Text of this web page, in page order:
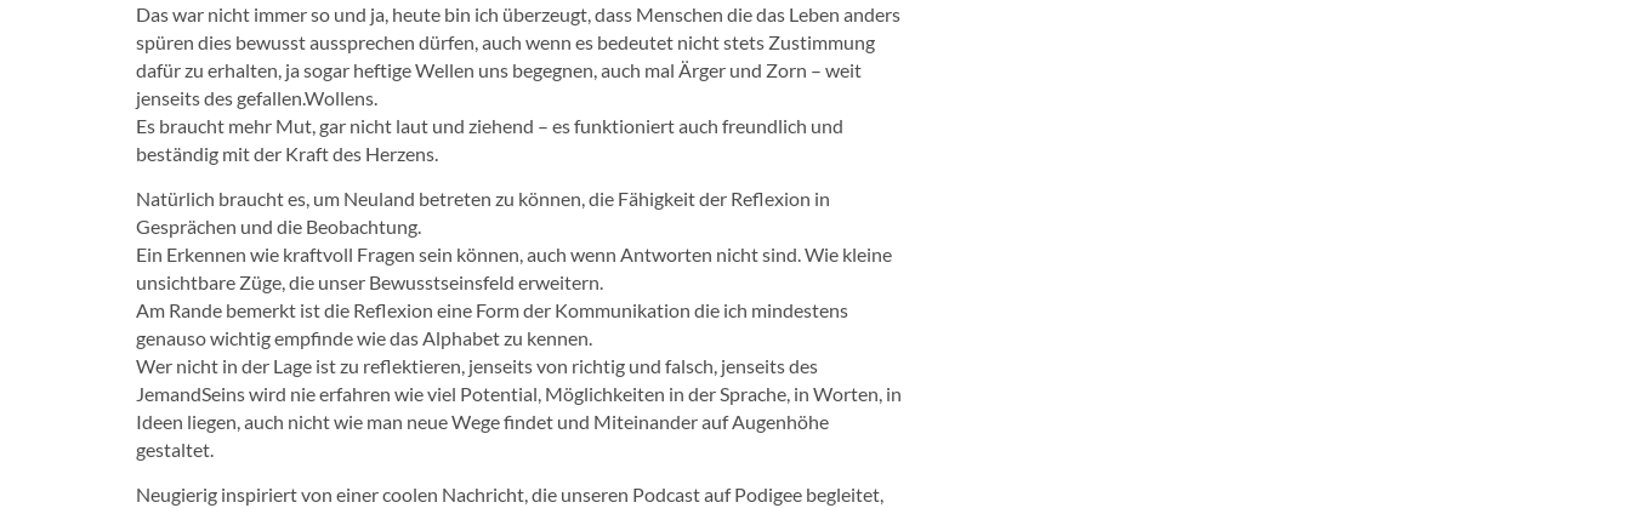
Das war nicht immer so und ja, heute bin ich überzeugt, dass Menschen die das Leben anders
spüren dies bewusst aussprechen dürfen, auch wenn es bedeutet nicht stets Zustimmung
dafür zu erhalten, ja sogar heftige Wellen uns begegnen, auch mal Ärger und Zorn – weit
jenseits des gefallen.Wollens.
Es braucht mehr Mut, gar nicht laut und ziehend – es funktioniert auch freundlich und
beständig mit der Kraft des Herzens.
Natürlich braucht es, um Neuland betreten zu können, die Fähigkeit der Reflexion in
Gesprächen und die Beobachtung.
Ein Erkennen wie kraftvoll Fragen sein können, auch wenn Antworten nicht sind. Wie kleine
unsichtbare Züge, die unser Bewusstseinsfeld erweitern.
Am Rande bemerkt ist die Reflexion eine Form der Kommunikation die ich mindestens
genauso wichtig empfinde wie das Alphabet zu kennen.
Wer nicht in der Lage ist zu reflektieren, jenseits von richtig und falsch, jenseits des
JemandSeins wird nie erfahren wie viel Potential, Möglichkeiten in der Sprache, in Worten, in
Ideen liegen, auch nicht wie man neue Wege findet und Miteinander auf Augenhöhe
gestaltet.
Neugierig inspiriert von einer coolen Nachricht, die unseren Podcast auf Podigee begleitet,